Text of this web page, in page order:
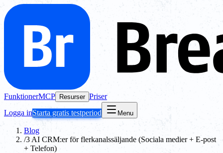
FunktionerMCP Resurser Priser
Logga inStarta gratis testperiod Menu
Blog
/3 AI CRM:er för flerkanalssäljande (Sociala medier + E-post
+ Telefon)